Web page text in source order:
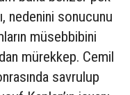
nedenini sonucunu
müsebbibini
mürekkep. Cemil
savrulup